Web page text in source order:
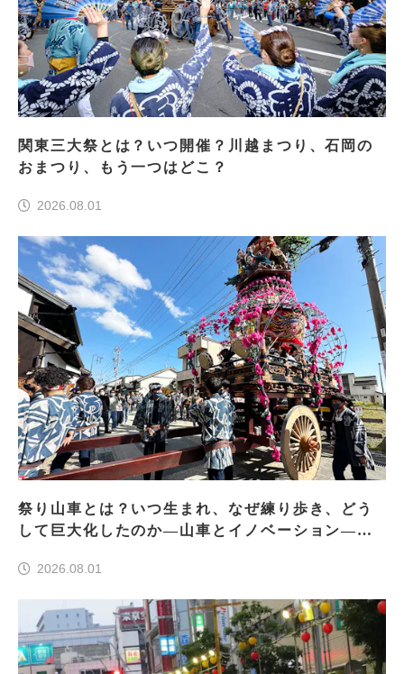
関東三大祭とは？いつ開催？川越まつり、石岡の
おまつり、もう一つはどこ？
2026.08.01
祭り山車とは？いつ生まれ、なぜ練り歩き、どう
して巨大化したのか―山車とイノベーション―＜
2026.08.01